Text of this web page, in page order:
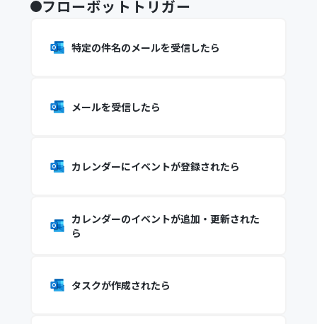
フローボットトリガー
特定の件名のメールを受信したら
メールを受信したら
カレンダーにイベントが登録されたら
カレンダーのイベントが追加・更新された
ら
タスクが作成されたら